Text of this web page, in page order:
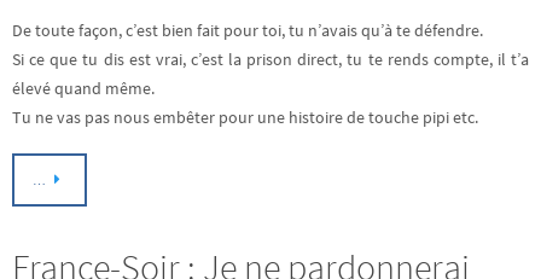
De toute façon, c’est bien fait pour toi, tu n’avais qu’à te défendre.
Si ce que tu dis est vrai, c’est la prison direct, tu te rends compte, il t’a
élevé quand même.
Tu ne vas pas nous embêter pour une histoire de touche pipi etc.
…
France-Soir : Je ne pardonnerai